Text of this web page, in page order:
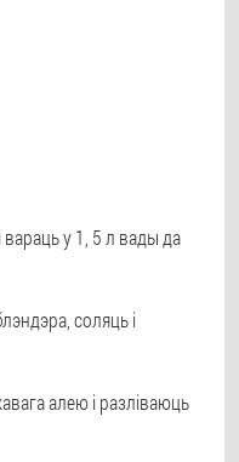
вараць у 1, 5 л вады да
соляць і
алею і разліваюць